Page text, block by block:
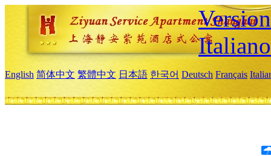
Italiano
English 简体中文 繁體中文 日本語 한국어 Deutsch Français